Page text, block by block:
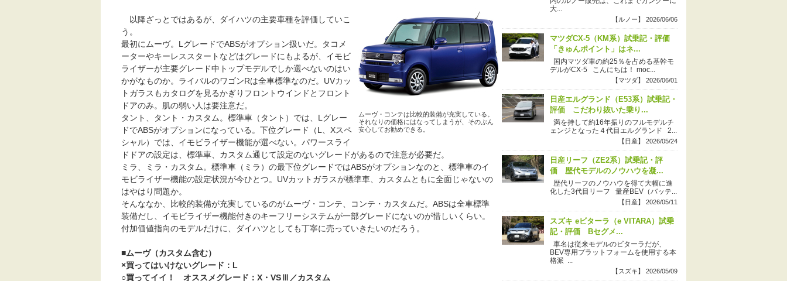
ムーヴ・コンテは比較的装備が充実している。
それなりの価格にはなってしまうが、そのぶん
安心してお勧めできる。
以降ざっとではあるが、ダイハツの主要車種を評価していこ
う。
最初にムーヴ。LグレードでABSがオプション扱いだ。タコメ
ーターやキーレススタートなどはグレードにもよるが、イモビ
ライザーが主要グレード中トップモデルでしか選べないのはい
かがなものか。ライバルのワゴンRは全車標準なのだ。UVカッ
トガラスもカタログを見るかぎりフロントウインドとフロント
ドアのみ。肌の弱い人は要注意だ。
タント、タント・カスタム。標準車（タント）では、Lグレー
ドでABSがオプションになっている。下位グレード（L、Xスペ
シャル）では、イモビライザー機能が選べない。パワースライ
ドドアの設定は、標準車、カスタム通じて設定のないグレードがあるので注意が必要だ。
ミラ、ミラ・カスタム。標準車（ミラ）の最下位グレードではABSがオプションなのと、標準車のイ
モビライザー機能の設定状況が今ひとつ。UVカットガラスが標準車、カスタムともに全面じゃないの
はやはり問題か。
そんななか、比較的装備が充実しているのがムーヴ・コンテ、コンテ・カスタムだ。ABSは全車標準
装備だし、イモビライザー機能付きのキーフリーシステムが一部グレードにないのが惜しいくらい。
付加価値指向のモデルだけに、ダイハツとしても丁寧に売っていきたいのだろう。
■ムーヴ（カスタム含む）
×買ってはいけないグレード：L
○買ってイイ！ オススメグレード：X・VSⅢ／カスタム
大...
【ルノー】 2026/06/06
マツダCX-5（KM系）試乗記・評価
「きゅんポイント」はネ...
国内マツダ車の約25％を占める基幹モ
デルがCX-5 こんにちは！ moc...
【マツダ】 2026/06/01
日産エルグランド（E53系）試乗記・
評価 こだわり抜いた乗り...
満を持して約16年振りのフルモデルチ
ェンジとなった４代目エルグランド 2...
【日産】 2026/05/24
日産リーフ（ZE2系）試乗記・評
価 歴代モデルのノウハウを凝...
歴代リーフのノウハウを得て大幅に進
化した3代目リーフ 量産BEV（バッテ...
【日産】 2026/05/11
スズキ eビターラ（e VITARA）試乗
記・評価 Bセグメ...
車名は従来モデルのビターラだが、
BEV専用プラットフォームを使用する本
格派 ...
【スズキ】 2026/05/09